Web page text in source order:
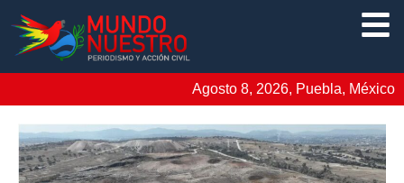
Agosto 8, 2026, Puebla, México